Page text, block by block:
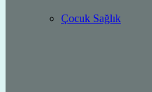
Çocuk Sağlık